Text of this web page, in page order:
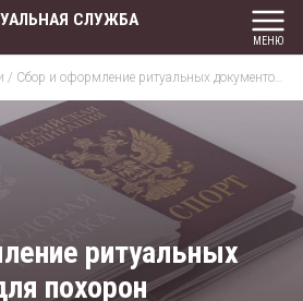
СЛУЖБА
/ Сбор и оформление ритуальных документов для похорон
ритуальных
похорон